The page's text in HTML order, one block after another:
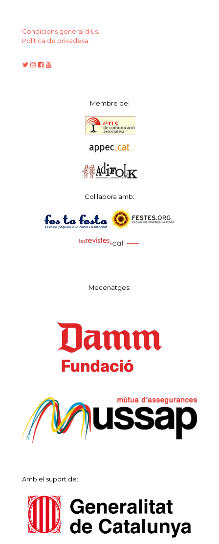
Condicions general d'ús.
Política de privadesa.
Membre de:
Col·labora amb:
Mecenatges:
Amb el suport de: